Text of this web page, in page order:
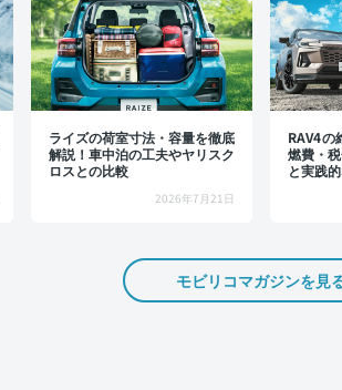
ライズの荷室寸法・容量を徹底
解説！車中泊の工夫やヤリスク
ロスとの比較
2026年7月21日
RAV4の
燃費・
と実践
モビリコマガジンを見